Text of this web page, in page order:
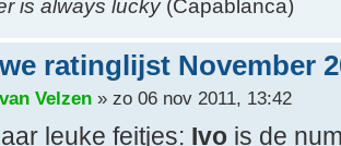
is always lucky(Capablanca)
ratinglijst November
Velzen » zo 06 nov 2011, 13:42
leuke feitjes: Ivo is de